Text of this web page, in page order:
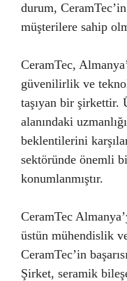
durum,
müşterilere sahip
CeramTec,
güvenilirlik ve
taşıyan bir şirkettir.
alanındaki
beklentilerini
sektöründe önemli
konumlanmıştır.
CeramTec
üstün mühendislik
CeramTec’in
Şirket, seramik